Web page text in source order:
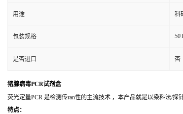
用途 科
包装规格
是否进口 否
猪腺病毒PCR试剂盒
荧光定量PCR 是检测传ran性的主流技术 ，本产品就是以染料法/探
特点：